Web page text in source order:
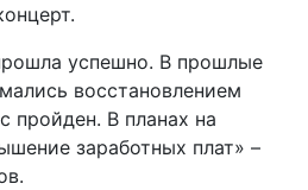
успешно. В прошлые
восстановлением
пройден. В планах на
заработных плат» –